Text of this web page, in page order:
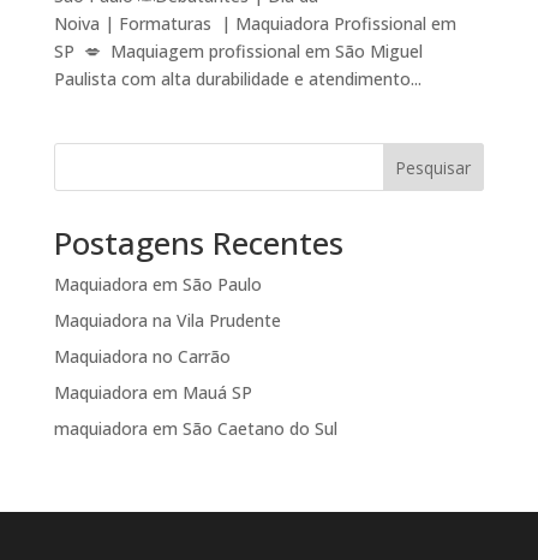
Noiva | Formaturas | Maquiadora Profissional em
SP 💋 Maquiagem profissional em São Miguel
Paulista com alta durabilidade e atendimento...
Pesquisar
Postagens Recentes
Maquiadora em São Paulo
Maquiadora na Vila Prudente
Maquiadora no Carrão
Maquiadora em Mauá SP
maquiadora em São Caetano do Sul